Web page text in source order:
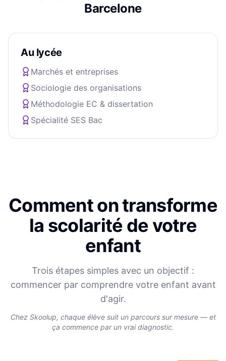
Barcelone
Au lycée
Marchés et entreprises
Sociologie des organisations
Méthodologie EC & dissertation
Spécialité SES Bac
Comment on transforme
la scolarité de votre
enfant
Trois étapes simples avec un objectif :
commencer par comprendre votre enfant avant
d'agir.
Chez Skoolup, chaque élève suit un parcours sur mesure — et
ça commence par un vrai diagnostic.